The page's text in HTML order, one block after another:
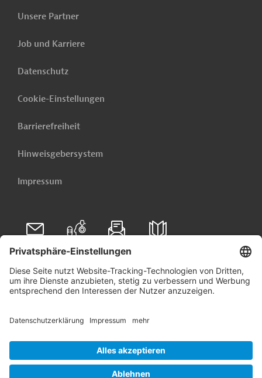
Unsere Partner
Job und Karriere
Datenschutz
Cookie-Einstellungen
Barrierefreiheit
Hinweisgebersystem
Impressum
Folgen Sie uns auf
Linkedin
© 2026 Germany Trade & Invest